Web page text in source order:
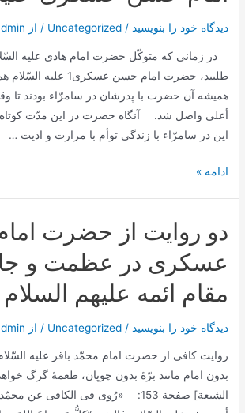
دیدگاه‌ خود را بنویسید /
Uncategorized / از
در زمانى كه متوكّل حضرت امام هادى علیه
طلبید، حضرت امام حسن
همیشه آن حضرت با پدرشان در سامرّاء بودند تا
أعلى واصل شد. آنگاه حضرت در این مدّت
این در سامرّاء با زندگى توأم با مرارت و اذیت …
سیر
تاریخ
شیعه
در
عصر
حسن
عسكرى
السلام
ادامه »
دو روایت از حضرت
عسکری در عظمت و
مقام ائمه علیهم السلام
دیدگاه‌ خود را بنویسید /
Uncategorized / از
روایت کافی از حضرت امام محمّد باقر علیه
بدون امام مانند برّۀ بدون چوپان، طعمۀ گرگ
الشیعة] صفحة 153: «رُوی فی الکافی